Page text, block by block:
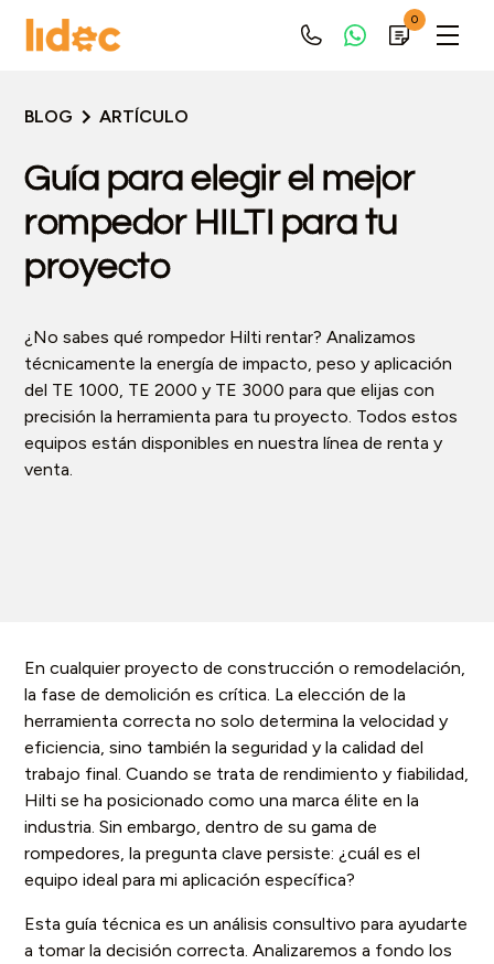
0
BLOG ARTÍCULO
Guía para elegir el mejor
rompedor HILTI para tu
proyecto
¿No sabes qué rompedor Hilti rentar? Analizamos
técnicamente la energía de impacto, peso y aplicación
del TE 1000, TE 2000 y TE 3000 para que elijas con
precisión la herramienta para tu proyecto. Todos estos
equipos están disponibles en nuestra línea de renta y
venta.
En cualquier proyecto de construcción o remodelación,
la fase de demolición es crítica. La elección de la
herramienta correcta no solo determina la velocidad y
eficiencia, sino también la seguridad y la calidad del
trabajo final. Cuando se trata de rendimiento y fiabilidad,
Hilti se ha posicionado como una marca élite en la
industria. Sin embargo, dentro de su gama de
rompedores, la pregunta clave persiste: ¿cuál es el
equipo ideal para mi aplicación específica?
Esta guía técnica es un análisis consultivo para ayudarte
a tomar la decisión correcta. Analizaremos a fondo los